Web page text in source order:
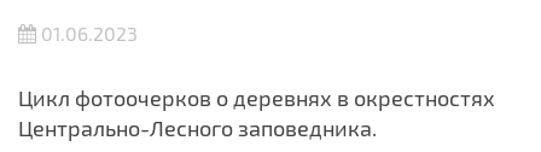
01.06.2023
Цикл фотоочерков о деревнях в окрестностях
Центрально-Лесного заповедника.